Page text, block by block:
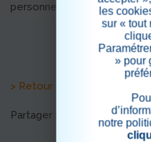
personnel et visiteur sont
> Retour aux actualités
Partager sur les réseaux
les
sur « tout
» pour
notre